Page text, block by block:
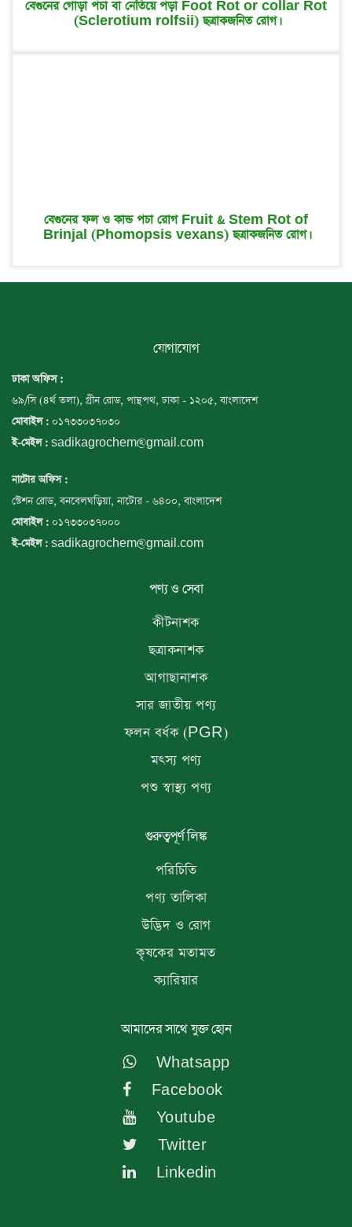
বেগুনের গোড়া পচা বা নেতিয়ে পড়া Foot Rot or collar Rot
(Sclerotium rolfsii) ছত্রাকজনিত রোগ।
বেগুনের ফল ও কান্ড পচা রোগ Fruit & Stem Rot of
Brinjal (Phomopsis vexans) ছত্রাকজনিত রোগ।
যোগাযোগ
ঢাকা অফিস :
৬৯/সি (৪র্থ তলা), গ্রীন রোড, পান্থপথ, ঢাকা - ১২০৫, বাংলাদেশ
মোবাইল : ০১৭৩৩০৩৭০৩০
ই-মেইল : sadikagrochem@gmail.com
নাটোর অফিস :
স্টেশন রোড, বনবেলঘড়িয়া, নাটোর - ৬৪০০, বাংলাদেশ
মোবাইল : ০১৭৩৩০৩৭০০০
ই-মেইল : sadikagrochem@gmail.com
পণ্য ও সেবা
কীটনাশক
ছত্রাকনাশক
আগাছানাশক
সার জাতীয় পণ্য
ফলন বর্ধক (PGR)
মৎস্য পণ্য
পশু স্বাস্থ্য পণ্য
গুরুত্বপূর্ণ লিঙ্ক
পরিচিতি
পণ্য তালিকা
উদ্ভিদ ও রোগ
কৃষকের মতামত
ক্যারিয়ার
আমাদের সাথে যুক্ত হোন
Whatsapp
Facebook
Youtube
Twitter
Linkedin